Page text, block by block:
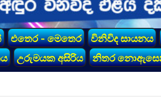
එතෙර - මෙතෙර විනිවිද සායනය
උරුමයක අසිරිය නිතර